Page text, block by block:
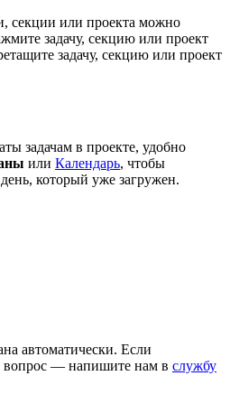
секции или проекта можно
задачу, секцию или проект
задачу, секцию или проект
задачам в проекте, удобно
или Календарь, чтобы
который уже загружен.
автоматически. Если
вопрос — напишите нам в службу